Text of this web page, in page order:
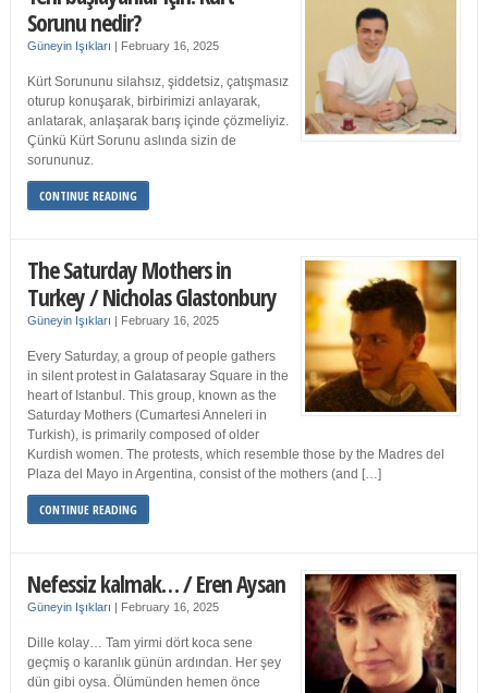
Sorunu nedir?
Güneyin Işıkları | February 16, 2025
Kürt Sorununu silahsız, şiddetsiz, çatışmasız
oturup konuşarak, birbirimizi anlayarak,
anlatarak, anlaşarak barış içinde çözmeliyiz.
Çünkü Kürt Sorunu aslında sizin de
sorununuz.
CONTINUE READING
The Saturday Mothers in
Turkey / Nicholas Glastonbury
Güneyin Işıkları | February 16, 2025
Every Saturday, a group of people gathers
in silent protest in Galatasaray Square in the
heart of Istanbul. This group, known as the
Saturday Mothers (Cumartesi Anneleri in
Turkish), is primarily composed of older
Kurdish women. The protests, which resemble those by the Madres del
Plaza del Mayo in Argentina, consist of the mothers (and […]
CONTINUE READING
Nefessiz kalmak… / Eren Aysan
Güneyin Işıkları | February 16, 2025
Dille kolay… Tam yirmi dört koca sene
geçmiş o karanlık günün ardından. Her şey
dün gibi oysa. Ölümünden hemen önce